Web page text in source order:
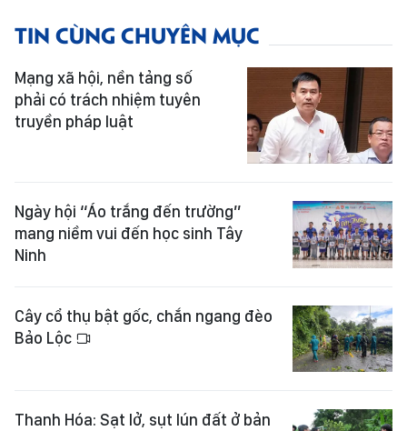
TIN CÙNG CHUYÊN MỤC
Mạng xã hội, nền tảng số
phải có trách nhiệm tuyên
truyền pháp luật
Ngày hội “Áo trắng đến trường”
mang niềm vui đến học sinh Tây
Ninh
Cây cổ thụ bật gốc, chắn ngang đèo
Bảo Lộc
Thanh Hóa: Sạt lở, sụt lún đất ở bản